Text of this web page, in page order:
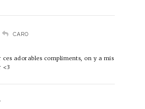
CARO
ces adorables compliments, on y a mis
<3